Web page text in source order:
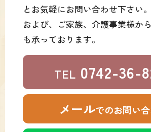
とお気軽にお問い合わせ下さい
および、ご家族、介護事業様か
も承っております。
TEL 0742-36-
メールでのお問い